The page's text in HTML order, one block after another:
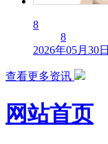
8
8
2026年05月30日
查看更多资讯
网站首页